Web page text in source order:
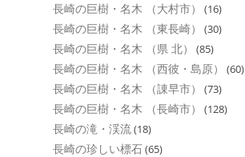
長崎の巨樹・名木 （大村市） (16)
長崎の巨樹・名木 （東長崎） (30)
長崎の巨樹・名木 （県 北） (85)
長崎の巨樹・名木 （西彼・島原） (60)
長崎の巨樹・名木 （諌早市） (73)
長崎の巨樹・名木 （長崎市） (128)
長崎の滝・渓流(18)
長崎の珍しい標石(65)